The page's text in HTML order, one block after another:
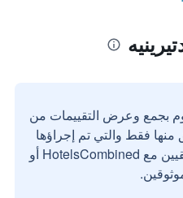
بجمع وعرض التقييمات من
منها فقط والتي تم إجراؤها
بواسطة مستخدمين حقيقيين مع HotelsCombined أو